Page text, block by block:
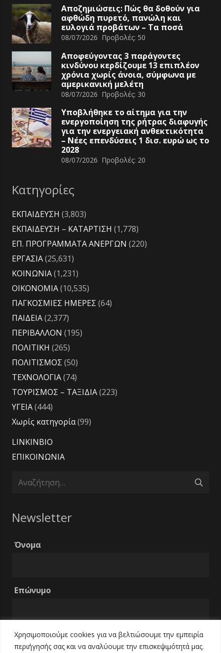
Χρησιμοποιούμε cookies για να βελτιώσουμε την εμπειρία
περιήγησής σας και να αναλύουμε την επισκεψιμότητά μας.
Αποζημιώσεις: Πώς θα δοθούν για
αφθώδη πυρετό, πανώλη και
ευλογιά προβάτων – Τα ποσά
08/07/2026 Προβολές: 50
Αποφεύγοντας 3 παράγοντες
κινδύνου κερδίζουμε 13 επιπλέον
χρόνια χωρίς άνοια, σύμφωνα με
αμερικανική μελέτη
08/07/2026 Προβολές: 30
Υποβλήθηκε το αίτημα για την
ενεργοποίηση της ρήτρας διαφυγής
για την ενεργειακή ανθεκτικότητα
– Νέες επενδύσεις 1 δισ. ευρώ ως το
2028
08/07/2026 Προβολές: 20
Κατηγορίες
ΕΚΠΑΙΔΕΥΣΗ (3,803)
ΕΚΠΑΙΔΕΥΣΗ – ΚΑΤΑΡΤΙΣΗ (1,778)
ΕΠ. ΠΡΟΓΡΑΜΜΑΤΑ ΑΝΕΡΓΩΝ (220)
ΕΡΓΑΣΙΑ(25,631)
ΚΟΙΝΩΝΙΑ(1,231)
ΟΙΚΟΝΟΜΙΑ(10,535)
ΠΑΓΚΟΣΜΙΕΣ ΗΜΕΡΕΣ (64)
ΠΑΙΔΕΙΑ(2,377)
ΠΕΡΙΒΑΛΛΟΝ (195)
ΠΟΛΙΤΙΚΗ (265)
ΠΟΛΙΤΙΣΜΟΣ (50)
ΤΕΧΝΟΛΟΓΙΑ(74)
ΤΟΥΡΙΣΜΟΣ – ΤΑΞΙΔΙΑ(223)
ΥΓΕΙΑ(444)
Χωρίς κατηγορία(99)
LINKINBIO
ΕΠΙΚΟΙΝΩΝΙΑ
Αναζήτηση
Newsletter
Όνομα
Επώνυμο
Email